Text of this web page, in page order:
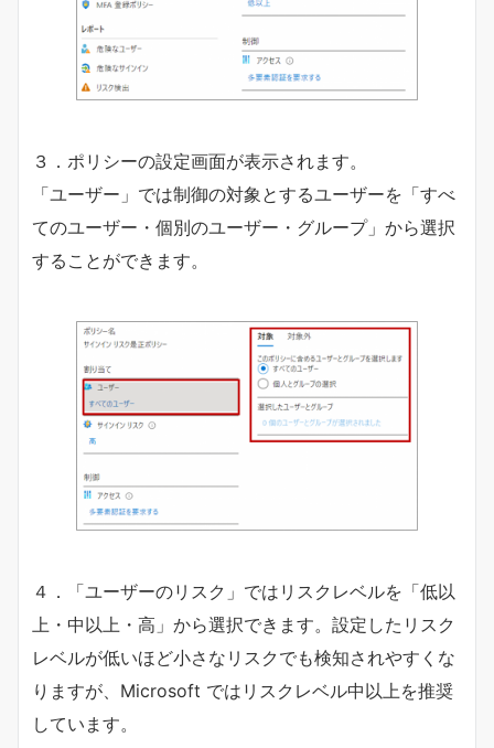
３．ポリシーの設定画面が表示されます。
「ユーザー」では制御の対象とするユーザーを「すべ
てのユーザー・個別のユーザー・グループ」から選択
することができます。
４．「ユーザーのリスク」ではリスクレベルを「低以
上・中以上・高」から選択できます。設定したリスク
レベルが低いほど小さなリスクでも検知されやすくな
りますが、Microsoft ではリスクレベル中以上を推奨
しています。